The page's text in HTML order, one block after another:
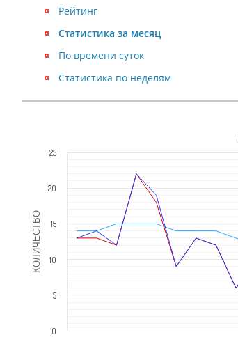
Рейтинг
Статистика за месяц
По времени суток
Статистика по неделям
КОЛИЧЕСТВО
0
5
10
15
20
25